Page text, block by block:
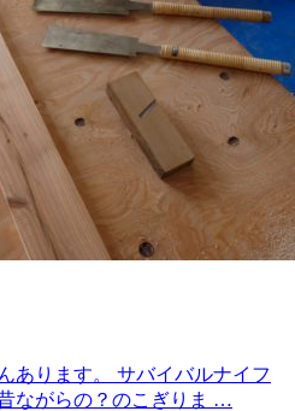
あります。 サバイバルナイフ
ながらの？のこぎりま …